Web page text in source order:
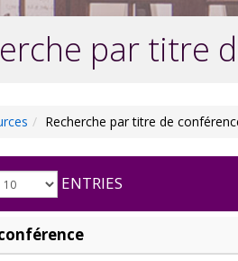
par titre
Recherche par titre de
ENTRIES